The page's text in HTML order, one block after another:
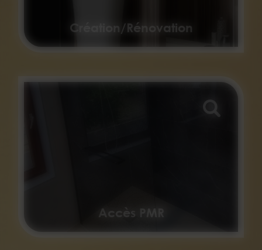
Création/Rénovation
Accès PMR